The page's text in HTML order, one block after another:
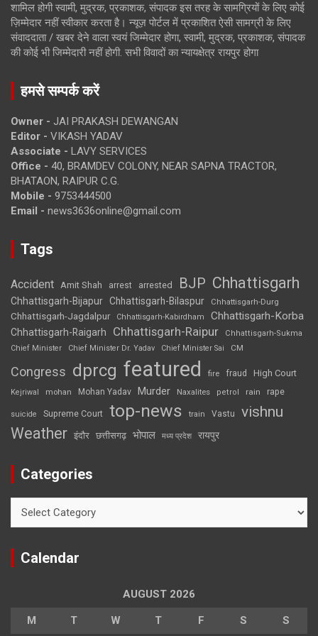
शामिल होगी स्वामी, मुद्रक, प्रकाशक, संपादक इस तरह के सामग्रियों के लिए कोई
ज़िम्मेदार नहीं स्वीकार करता है। न्यूज़ पोर्टल में प्रकाशित ऐसी सामग्री के लिए
संवाददाता / खबर देने वाला स्वयं जिम्मेदार होगा, स्वामी, मुद्रक, प्रकाशक, संपादक
की कोई भी जिम्मेदारी नहीं होगी. सभी विवादों का न्यायक्षेत्र रायपुर होगा
हमसे सम्पर्क करें
Owner - JAI PRAKASH DEWANGAN
Editor - VIKASH YADAV
Associate - LAVY SERVICES
Office - 40, BRAMDEV COLONY, NEAR SAPNA TRACTOR,
BHATAON, RAIPUR C.G.
Mobile - 9753444500
Email - news3636online@gmail.com
Tags
Accident Amit Shah arrest arrested BJP Chhattisgarh
Chhattisgarh-Bijapur Chhattisgarh-Bilaspur Chhattisgarh-Durg
Chhattisgarh-Jagdalpur Chhattisgarh-Kabirdham Chhattisgarh-Korba
Chhattisgarh-Raigarh Chhattisgarh-Raipur
Chhattisgarh-Sukma
Chief Minister
Chief Minister Dr. Yadav Chief Minister Sai CM
Congress dprcg featured fire fraud High Court
Kejriwal mohan Mohan Yadav Murder Naxalites petrol rain rape
suicide Supreme Court top-news train Vastu vishnu
Weather इंदौर छत्तीसगढ़ भोपाल मध्य प्रदेश रायपुर
Categories
Calendar
AUGUST 2026
M T W T F S S